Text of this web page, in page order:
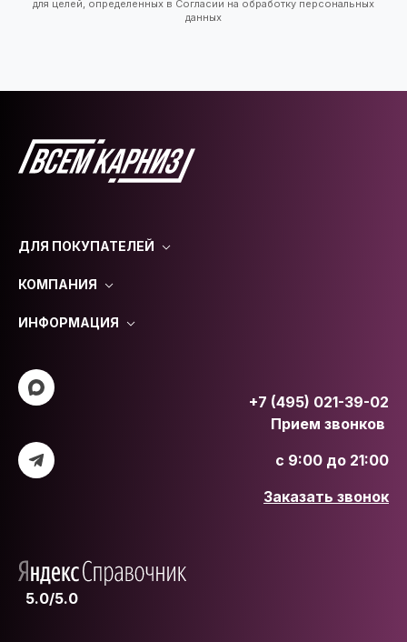
для целей, определенных в Согласии на обработку персональных
данных
ДЛЯ ПОКУПАТЕЛЕЙ
КОМПАНИЯ
ИНФОРМАЦИЯ
+7 (495) 021-39-02
Прием звонков
с 9:00 до 21:00
Заказать звонок
5.0/5.0